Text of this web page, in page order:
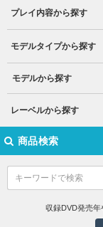
プレイ内容から探す
モデルタイプから探す
モデルから探す
レーベルから探す
商品検索
収録DVD発売